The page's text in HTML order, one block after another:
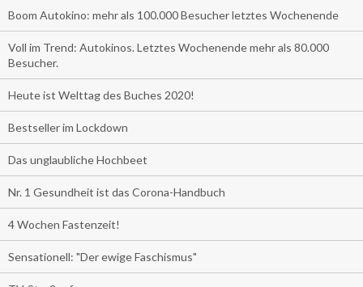
Boom Autokino: mehr als 100.000 Besucher letztes Wochenende
Voll im Trend: Autokinos. Letztes Wochenende mehr als 80.000
Besucher.
Heute ist Welttag des Buches 2020!
Bestseller im Lockdown
Das unglaubliche Hochbeet
Nr. 1 Gesundheit ist das Corona-Handbuch
4 Wochen Fastenzeit!
Sensationell: "Der ewige Faschismus"